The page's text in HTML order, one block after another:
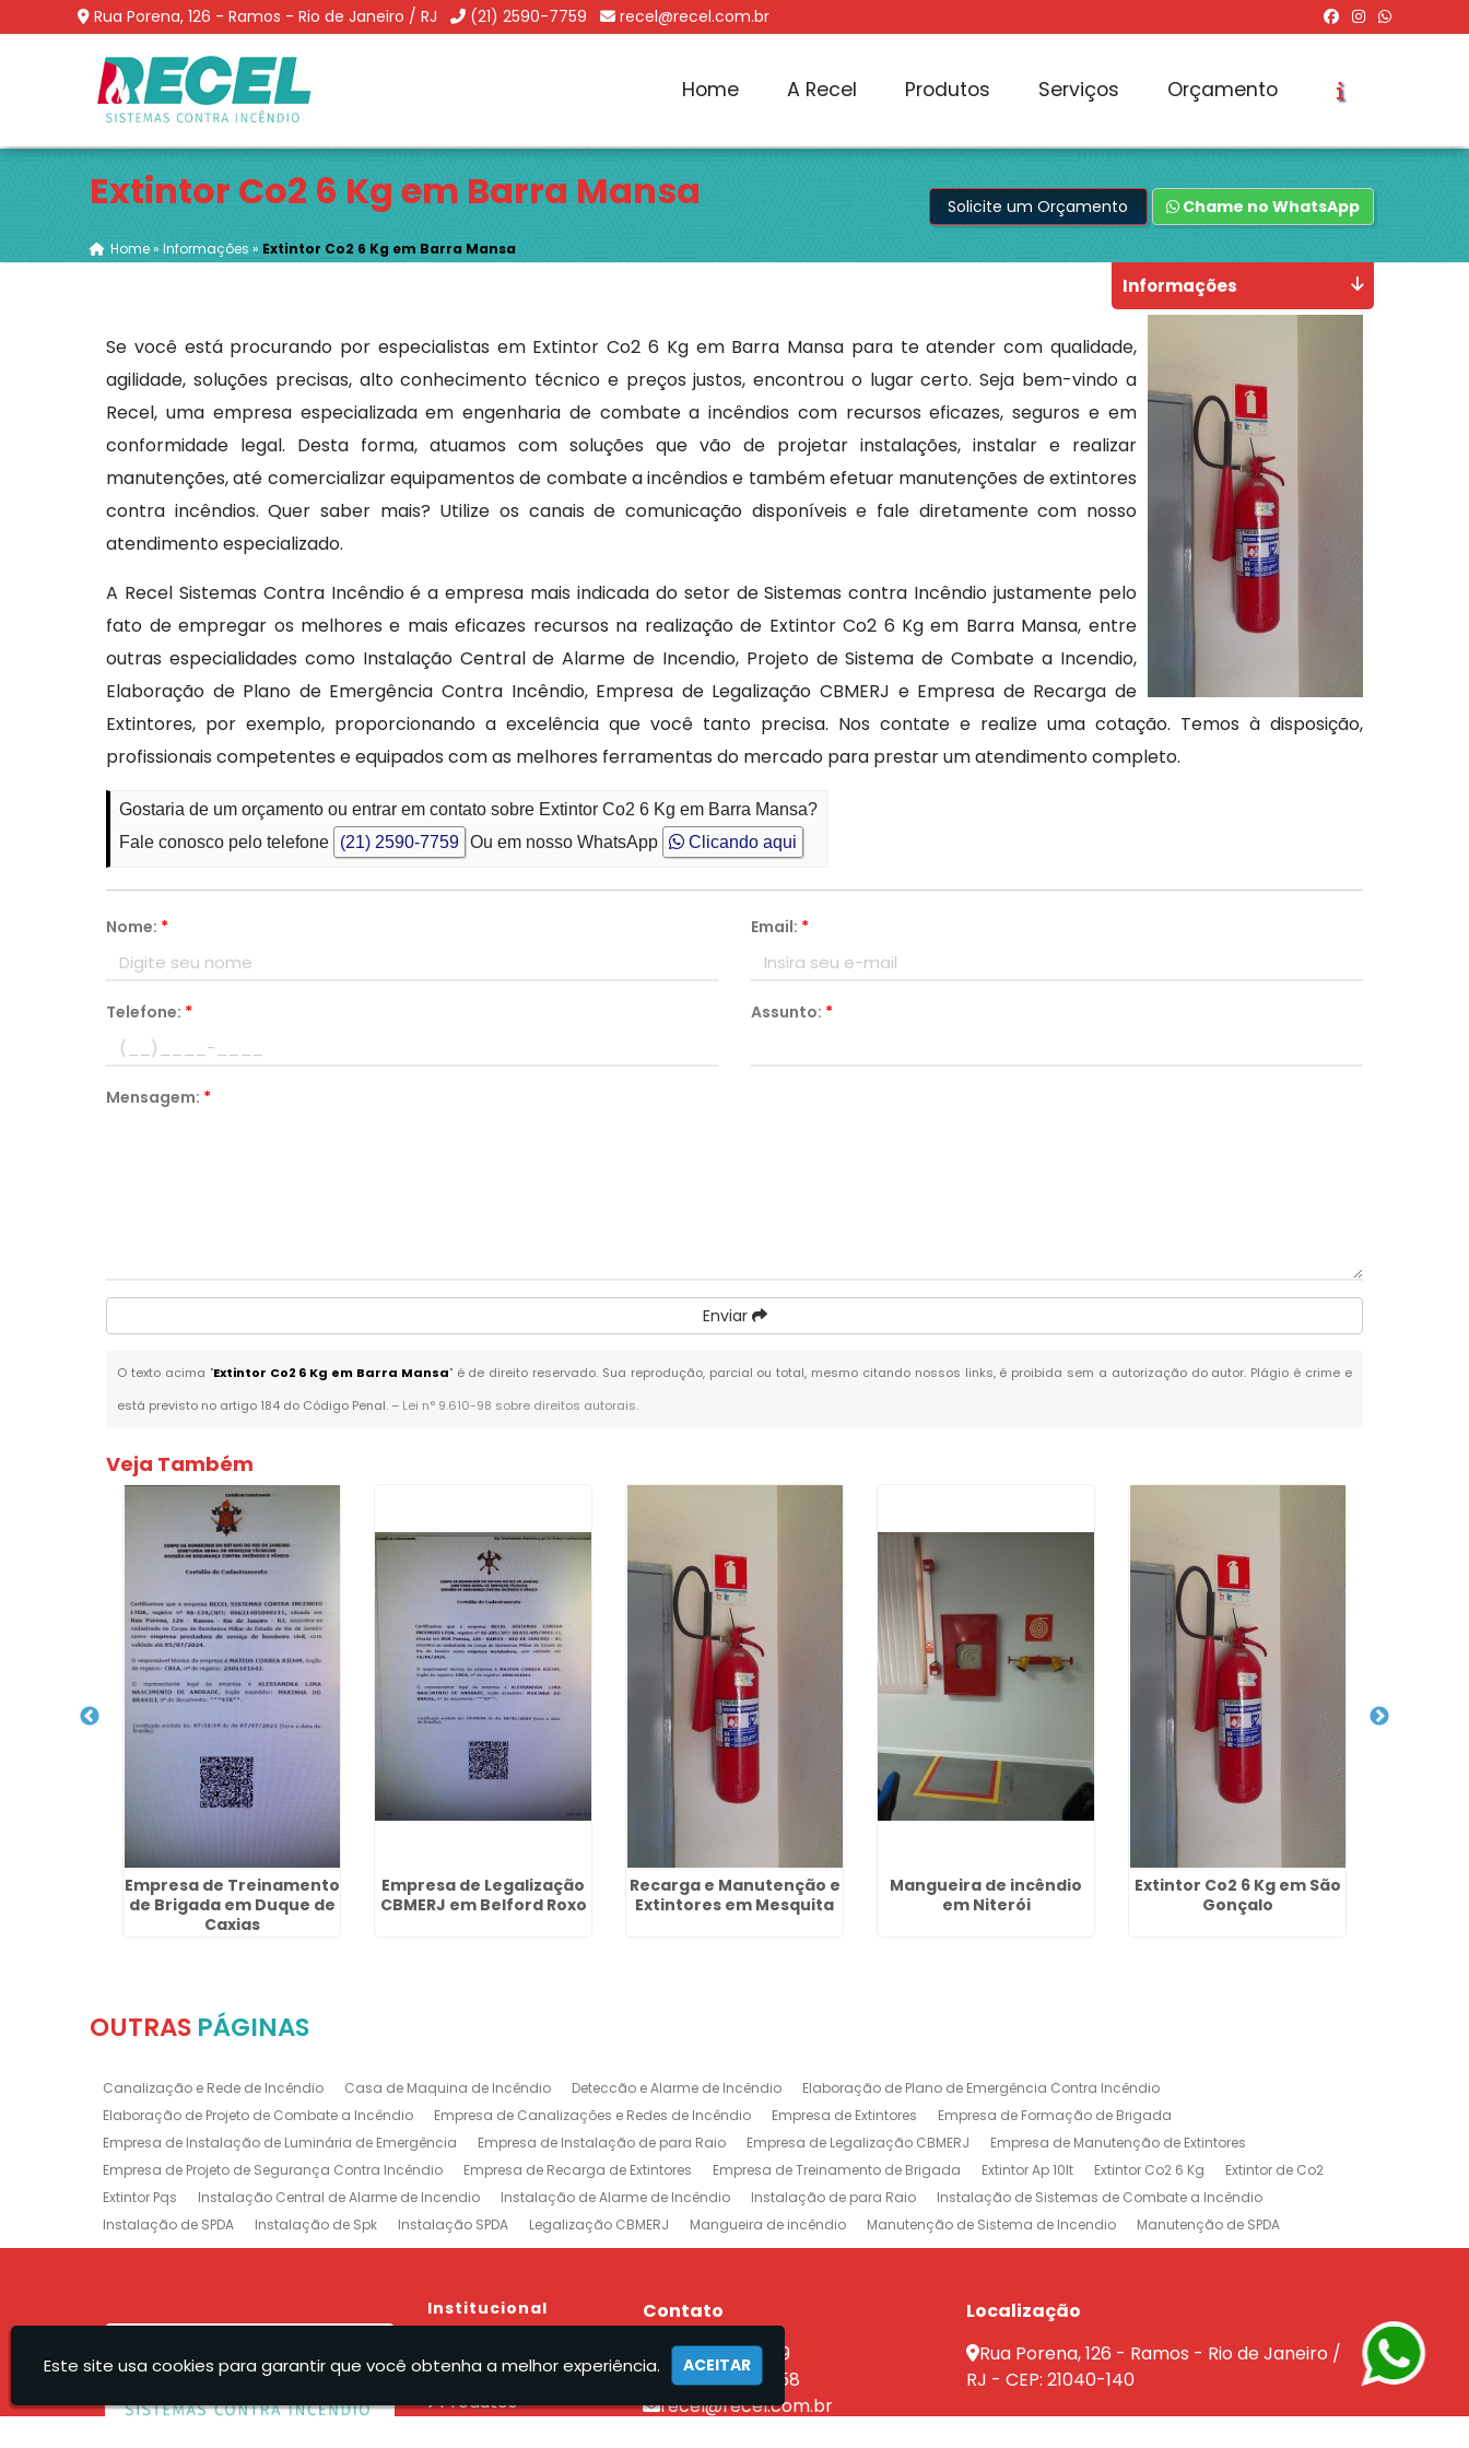
Rua Porena, 126 - Ramos - Rio de Janeiro / RJ (21) 2590-7759 recel@recel.com.br
Home A Recel Produtos Serviços Orçamento
Extintor Co2 6 Kg em Barra Mansa
Home»Informações » Extintor Co2 6 Kg em Barra Mansa
Solicite um Orçamento Chame no WhatsApp
Se você está procurando por especialistas em Extintor Co2 6 Kg em Barra Mansa para te atender com qualidade,
agilidade, soluções precisas, alto conhecimento técnico e preços justos, encontrou o lugar certo. Seja bem-vindo a
Recel, uma empresa especializada em engenharia de combate a incêndios com recursos eficazes, seguros e em
conformidade legal. Desta forma, atuamos com soluções que vão de projetar instalações, instalar e realizar
manutenções, até comercializar equipamentos de combate a incêndios e também efetuar manutenções de extintores
contra incêndios. Quer saber mais? Utilize os canais de comunicação disponíveis e fale diretamente com nosso
atendimento especializado.
A Recel Sistemas Contra Incêndio é a empresa mais indicada do setor de Sistemas contra Incêndio justamente pelo
fato de empregar os melhores e mais eficazes recursos na realização de Extintor Co2 6 Kg em Barra Mansa, entre
outras especialidades como Instalação Central de Alarme de Incendio, Projeto de Sistema de Combate a Incendio,
Elaboração de Plano de Emergência Contra Incêndio, Empresa de Legalização CBMERJ e Empresa de Recarga de
Extintores, por exemplo, proporcionando a excelência que você tanto precisa. Nos contate e realize uma cotação. Temos à disposição,
profissionais competentes e equipados com as melhores ferramentas do mercado para prestar um atendimento completo.
Gostaria de um orçamento ou entrar em contato sobre Extintor Co2 6 Kg em Barra Mansa?
Fale conosco pelo telefone
(21) 2590-7759 Ou em nosso WhatsApp Clicando aqui
Nome: * Email: *
Telefone: * Assunto: *
Mensagem: *
Enviar
O texto acima "Extintor Co2 6 Kg em Barra Mansa" é de direito reservado. Sua reprodução, parcial ou total, mesmo citando nossos links, é proibida sem a autorização do autor. Plágio é crime e
está previsto no artigo 184 do Código Penal. – Lei n° 9.610-98 sobre direitos autorais.
Informações
Veja Também
Empresa de Treinamento
de Brigada em Duque de
Caxias
Empresa de Legalização
CBMERJ em Belford Roxo
Recarga e Manutenção e
Extintores em Mesquita
Mangueira de incêndio
em Niterói
Extintor Co2 6 Kg em São
Gonçalo
OUTRAS PÁGINAS
Canalização e Rede de Incêndio Casa de Maquina de Incêndio Deteccão e Alarme de Incêndio
Elaboração de Plano de Emergência Contra Incêndio
Elaboração de Projeto de Combate a Incêndio
Empresa de Canalizações e Redes de Incêndio Empresa de Extintores
Empresa de Formação de Brigada
Empresa de Instalação de Luminária de Emergência
Empresa de Instalação de para Raio Empresa de Legalização CBMERJ
Empresa de Manutenção de Extintores
Empresa de Projeto de Segurança Contra Incêndio
Empresa de Recarga de Extintores Empresa de Treinamento de Brigada Extintor Ap 10lt Extintor Co2 6 Kg
Extintor de Co2
Extintor Pqs
Instalação Central de Alarme de Incendio Instalação de Alarme de Incêndio Instalação de para Raio
Instalação de Sistemas de Combate a Incêndio
Instalação de SPDA
Instalação de Spk Instalação SPDA Legalização CBMERJ Mangueira de incêndio Manutenção de Sistema de Incendio
Manutenção de SPDA
Manutenção e Instalação de SPDA
Projeto de Detecção e Alarme de Incêndio Projeto de Prevenção e Combate à Incêndio
Projeto de Sistema de Combate a Incendio
Empresa de Manutenção de Extintores em Jacarepaguá Empresa de Extintores na Barra da Tijuca
Empresa de Extintores no Rio de Janeiro
Prevenção e Combate a Incêndio no Rio de Janeiro
Sistemas de Combate a Incêndio no Rio de Janeiro
Manutenção Sistema Preventivo Rio de Janeiro
Empresa de Projeto de Incêndio Rio de Janeiro
Institucional
A Recel
Produtos
Contato
(21) 2590-7759
(21) 96462-7358
recel@recel.com.br
Localização
Rua Porena, 126 - Ramos - Rio de Janeiro /
RJ - CEP: 21040-140
Este site usa cookies para garantir que você obtenha a melhor experiência. ACEITAR